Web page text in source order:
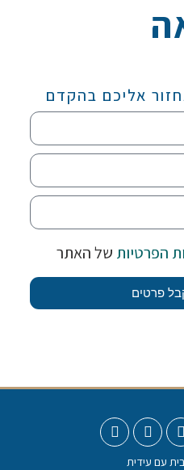
אליכם בהקדם
הפרטיות של האתר
פרטים
עם עידית